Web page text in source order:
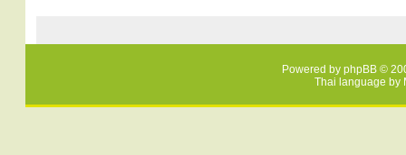
Powered by phpBB ©
Thai language by